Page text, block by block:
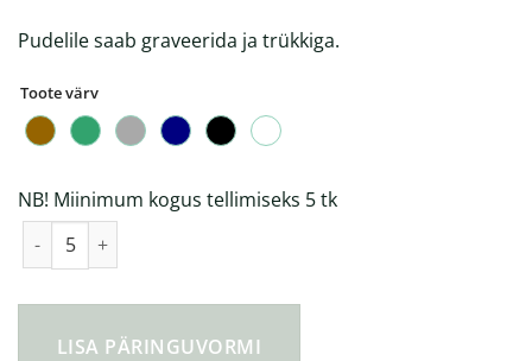
Pudelile saab graveerida ja trükkiga.
Toote värv
NB! Miinimum kogus tellimiseks 5 tk
LISA PÄRINGUVORMI